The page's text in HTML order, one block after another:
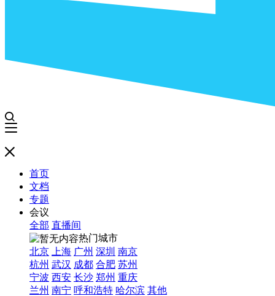
首页
文档
专题
会议
全部 直播间
热门城市
北京
上海 广州 深圳 南京
杭州 武汉 成都 合肥 苏州
宁波 西安 长沙 郑州 重庆
兰州 南宁 呼和浩特 哈尔滨 其他